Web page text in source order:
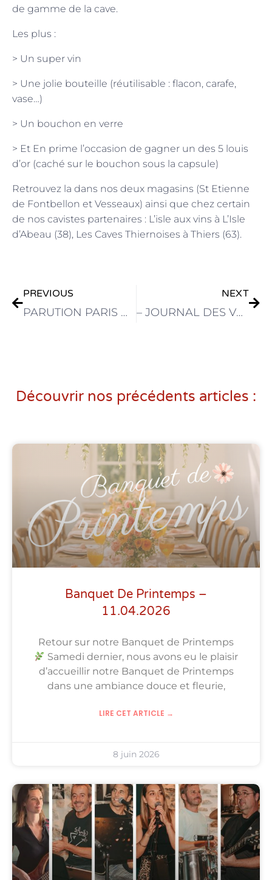
de gamme de la cave.
Les plus :
> Un super vin
> Une jolie bouteille (réutilisable : flacon, carafe,
vase…)
> Un bouchon en verre
> Et En prime l’occasion de gagner un des 5 louis
d’or (caché sur le bouchon sous la capsule)
Retrouvez la dans nos deux magasins (St Etienne
de Fontbellon et Vesseaux) ainsi que chez certain
de nos cavistes partenaires : L’isle aux vins à L’Isle
d’Abeau (38), Les Caves Thiernoises à Thiers (63).
PREVIOUS
PARUTION PARIS MATCH
NEXT
– JOURNAL DES VENDANGES 2018 –
Découvrir nos précédents articles :
Banquet De Printemps –
11.04.2026
Retour sur notre Banquet de Printemps
Samedi dernier, nous avons eu le plaisir
d’accueillir notre Banquet de Printemps
dans une ambiance douce et fleurie,
LIRE CET ARTICLE →
8 juin 2026